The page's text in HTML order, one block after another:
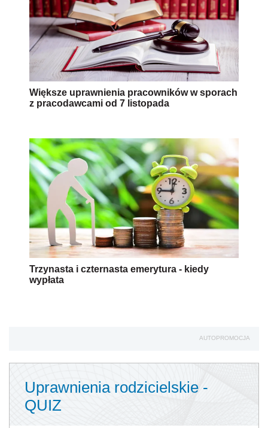
Większe uprawnienia pracowników w sporach
z pracodawcami od 7 listopada
Trzynasta i czternasta emerytura - kiedy
wypłata
AUTOPROMOCJA
Uprawnienia rodzicielskie -
QUIZ